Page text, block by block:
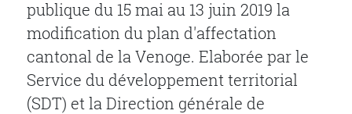
publique du 15 mai au 13 juin 2019 la
modification du plan d'affectation
cantonal de la Venoge. Elaborée par le
Service du développement territorial
(SDT) et la Direction générale de